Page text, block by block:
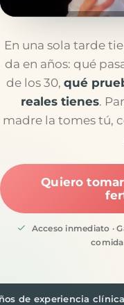
En una sola tarde
da en años: qué
de los 30, qué
reales tienes.
madre la tomes tú,
Quiero
Acceso inmediato ·
clínica Sin